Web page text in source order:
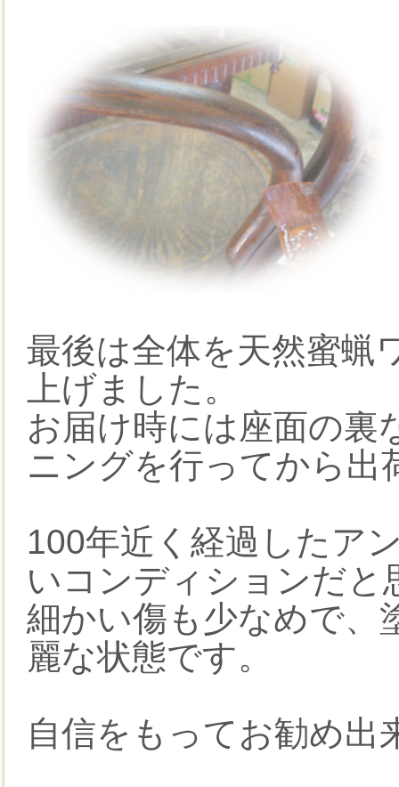
最後は全体を天然蜜蝋
上げました。
お届け時には座面の裏
ニングを行ってから出
100年近く経過したア
いコンディションだと
細かい傷も少なめで、
麗な状態です。
自信をもってお勧め出